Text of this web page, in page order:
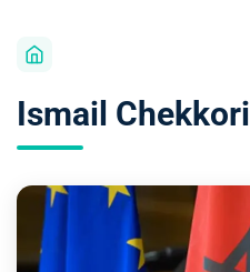
Ismail Chekkori